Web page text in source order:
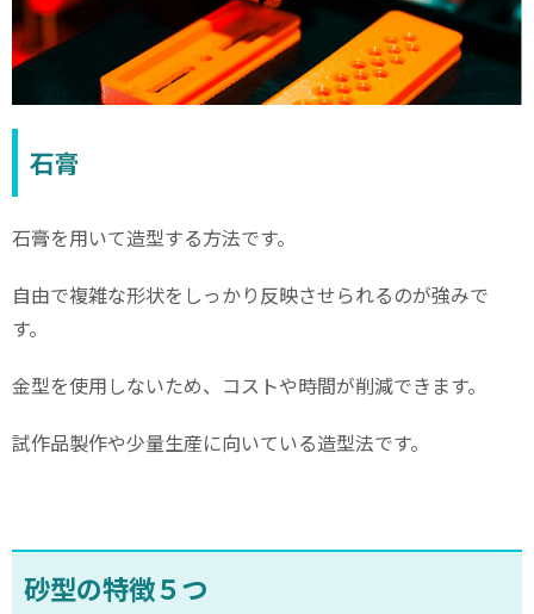
石膏
石膏を用いて造型する方法です。
自由で複雑な形状をしっかり反映させられるのが強みで
す。
金型を使用しないため、コストや時間が削減できます。
試作品製作や少量生産に向いている造型法です。
砂型の特徴５つ